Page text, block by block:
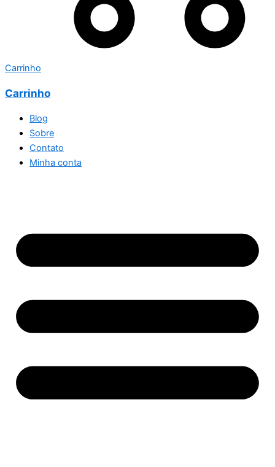
Carrinho
Carrinho
Blog
Sobre
Contato
Minha conta